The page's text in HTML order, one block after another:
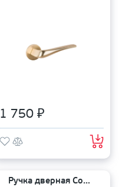
1 750 ₽
Ручка дверная Code Deco на квадратном основании H-30120-A-BLM/W